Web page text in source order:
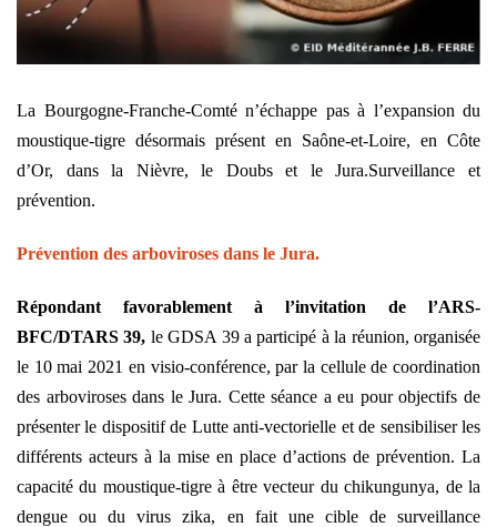
La Bourgogne-Franche-Comté n’échappe pas à l’expansion du
moustique-tigre désormais présent en Saône-et-Loire, en Côte
d’Or, dans la Nièvre, le Doubs et le Jura.Surveillance et
prévention.
Prévention des arboviroses dans le Jura.
Répondant favorablement à l’invitation de l’ARS-
BFC/DTARS 39, le GDSA 39 a participé à la réunion, organisée
le 10 mai 2021 en visio-conférence, par la cellule de coordination
des arboviroses dans le Jura. Cette séance a eu pour objectifs de
présenter le dispositif de Lutte anti-vectorielle et de sensibiliser les
différents acteurs à la mise en place d’actions de prévention. La
capacité du moustique-tigre à être vecteur du chikungunya, de la
dengue ou du virus zika, en fait une cible de surveillance